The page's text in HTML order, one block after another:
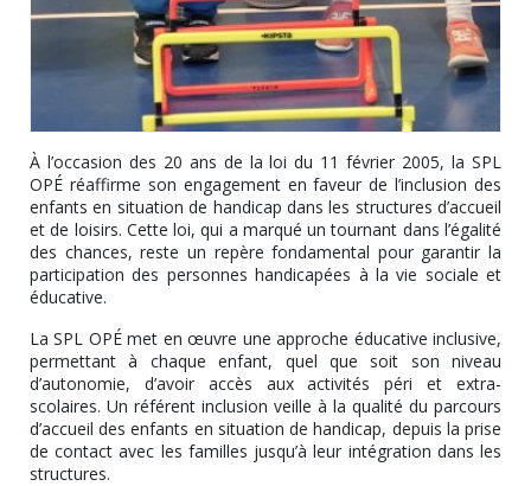
À l’occasion des 20 ans de la loi du 11 février 2005, la SPL
OPÉ réaffirme son engagement en faveur de l’inclusion des
enfants en situation de handicap dans les structures d’accueil
et de loisirs. Cette loi, qui a marqué un tournant dans l’égalité
des chances, reste un repère fondamental pour garantir la
participation des personnes handicapées à la vie sociale et
éducative.
La SPL OPÉ met en œuvre une approche éducative inclusive,
permettant à chaque enfant, quel que soit son niveau
d’autonomie, d’avoir accès aux activités péri et extra-
scolaires. Un référent inclusion veille à la qualité du parcours
d’accueil des enfants en situation de handicap, depuis la prise
de contact avec les familles jusqu’à leur intégration dans les
structures.